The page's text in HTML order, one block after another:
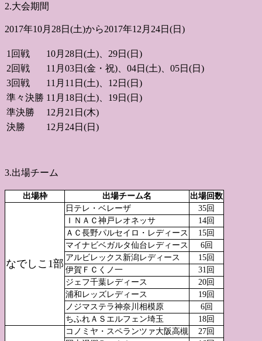
2.大会期間
2017年10月28日(土)から2017年12月24日(日)
1回戦
10月28日(土)、29日(日)
2回戦
11月03日(金・祝)、04日(土)、05日(日)
3回戦
11月11日(土)、12日(日)
準々決勝 11月18日(土)、19日(日)
準決勝
12月21日(木)
決勝
12月24日(日)
3.出場チーム
出場枠 出場チーム名 出場回数
なでしこ1部
日テレ・ベレーザ
35回
ＩＮＡＣ神戸レオネッサ
14回
ＡＣ長野パルセイロ・レディース
15回
マイナビベガルタ仙台レディース
6回
アルビレックス新潟レディース
15回
伊賀ＦＣくノ一
31回
ジェフ千葉レディース
20回
浦和レッズレディース
19回
ノジマステラ神奈川相模原
6回
ちふれＡＳエルフェン埼玉
18回
コノミヤ・スペランツァ大阪高槻
27回